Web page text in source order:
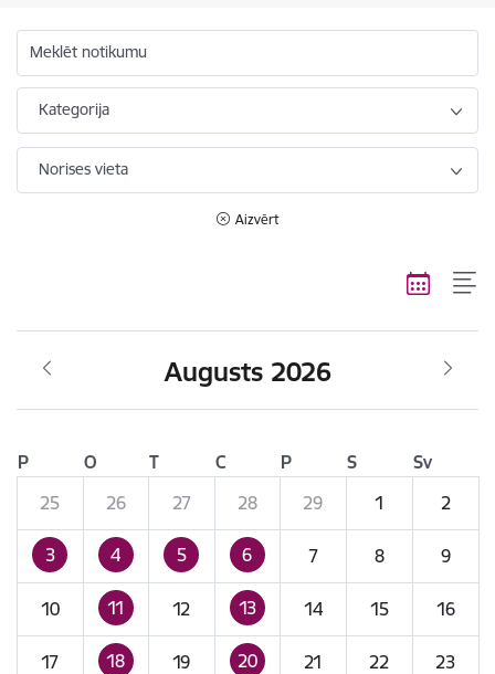
Meklēt notikumu
Kategorija
Norises vieta
Aizvērt
Augusts 2026
P O T C P S
Sv
25
26 27 28 29 1 2
3 4 5 6 7 8 9
10 11 12 13 14 15 16
17 18 19 20 21 22 23